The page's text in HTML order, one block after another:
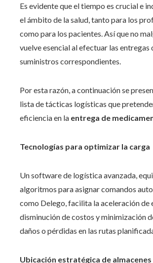
Es evidente que el tiempo es crucial e
el ámbito de la salud, tanto para los
como para los pacientes. Así que no
vuelve esencial al efectuar las entregas
suministros correspondientes.
Por esta razón, a continuación se
lista de tácticas logísticas que
eficiencia en la entrega de
Tecnologías para optimizar la carga
Un software de logística avanzada,
algoritmos para asignar comandos
como Delego, facilita la aceleración de
disminución de costos y minimización
daños o pérdidas en las rutas
Ubicación estratégica de almacenes